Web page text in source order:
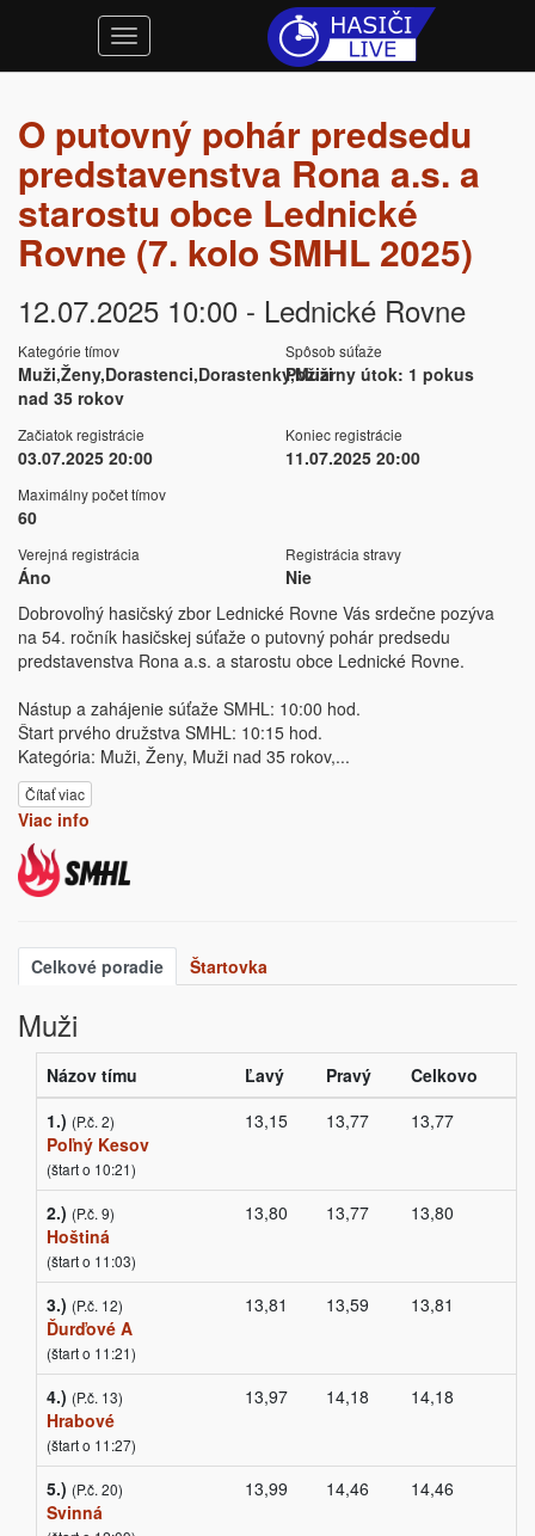
O putovný pohár predsedu
predstavenstva Rona a.s. a
starostu obce Lednické
Rovne (7. kolo SMHL 2025)
12.07.2025 10:00 - Lednické Rovne
Kategórie tímov
Muži,Ženy,Dorastenci,Dorastenky,Muži
nad 35 rokov
Spôsob súťaže
Požiarny útok: 1 pokus
Začiatok registrácie
03.07.2025 20:00
Koniec registrácie
11.07.2025 20:00
Maximálny počet tímov
60
Verejná registrácia
Áno
Registrácia stravy
Nie
Dobrovoľný hasičský zbor Lednické Rovne Vás srdečne pozýva
na 54. ročník hasičskej súťaže o putovný pohár predsedu
predstavenstva Rona a.s. a starostu obce Lednické Rovne.
Nástup a zahájenie súťaže SMHL: 10:00 hod.
Štart prvého družstva SMHL: 10:15 hod.
Kategória: Muži, Ženy, Muži nad 35 rokov,...
Čítať viac
Viac info
Celkové poradie Štartovka
Muži
Názov tímu Ľavý Pravý
Celkovo
1.) (P.č. 2)
Poľný Kesov
(štart o 10:21)
13,15 13,77 13,77
2.) (P.č. 9)
Hoštiná
(štart o 11:03)
13,80 13,77 13,80
3.) (P.č. 12)
Ďurďové A
(štart o 11:21)
13,81 13,59 13,81
4.) (P.č. 13)
Hrabové
(štart o 11:27)
13,97 14,18 14,18
5.) (P.č. 20)
Svinná
13,99 14,46 14,46